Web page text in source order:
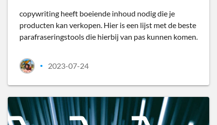
copywriting heeft boeiende inhoud nodig die je
producten kan verkopen. Hier is een lijst met de beste
parafraseringstools die hierbij van pas kunnen komen.
• 2023-07-24